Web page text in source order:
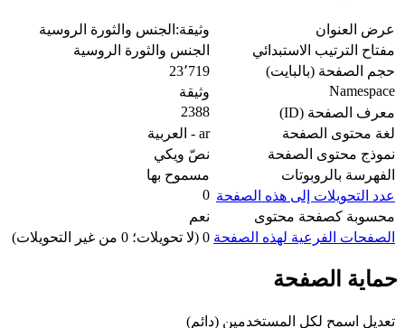
عرض العنوان
وثيقة:الجنس والثورة الروسية
مفتاح الترتيب الاستبدائي
الجنس والثورة الروسية
حجم الصفحة (بالبايت)
23٬719
Namespace
وثيقة
معرف الصفحة (ID)
2388
لغة محتوى الصفحة
ar - العربية
نموذج محتوى الصفحة
نصّ ويكي
الفهرسة بالروبوتات
مسموح بها
عدد التحويلات إلى هذه الصفحة 0
محسوبة كصفحة محتوى
نعم
الصفحات الفرعية لهذه الصفحة 0 (لا تحويلات؛ 0 من غير التحويلات)
حماية الصفحة
تعديل اسمح لكل المستخدمين (دائم)